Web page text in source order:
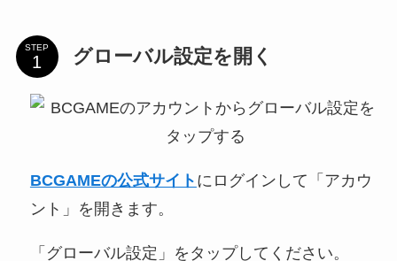
STEP グローバル設定を開く
BCGAMEの公式サイト にログインして「アカウ
ント」を開きます。
「グローバル設定」をタップしてください。